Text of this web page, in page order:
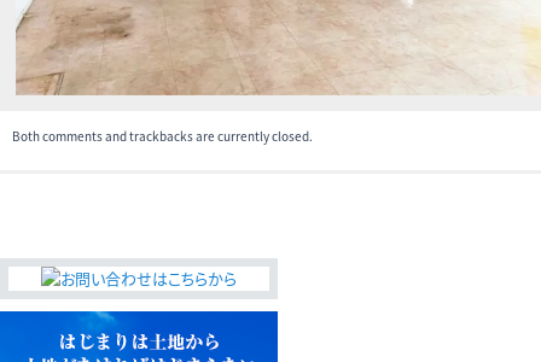
会社案内 特長・サービス
スタッフ紹介
アクセス
会社概要
プライバシーポリシー
Both comments and trackbacks are currently closed.